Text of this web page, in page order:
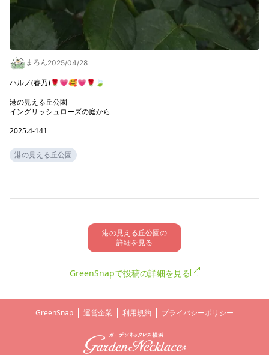
まろん2025/04/28
ハルノ(春乃)🌹💗🥰💗🌹🍃
港の見える丘公園
イングリッシュローズの庭から
2025.4-141
港の見える丘公園
港の見える丘公園の
詳細を見る
GreenSnapで投稿の詳細を見る
GreenSnap 運営企業 利用規約 プライバシーポリシー